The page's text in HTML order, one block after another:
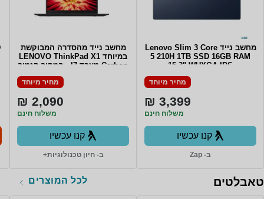
מחשב נייד Lenovo Slim 3 Core
5 210H 1TB SSD 16GB RAM
15.3" WUXGA IPS
TOUCHSCREEN Win11 Backlit
Keyboard COSMIC BLUE 3Y
מחיר מיוחד
3,399 ₪
משלוח חינם
קנו עכשיו
ב- Zap
מחשב נייד מהסדרה המבוקשת
במיוחד LENOVO ThinkPad X1
Carbon מעבד I7 - המחיר הנמוך
בשוק Lenovo Carbon X1 6th
Gen i7-8550U/16GB ddr4 (no
touch/WIN11Pro
מחיר מיוחד
2,090 ₪
משלוח חינם
קנו עכשיו
ב- חיון טכנולוגיות+
טאבלטים לכל המוצרים